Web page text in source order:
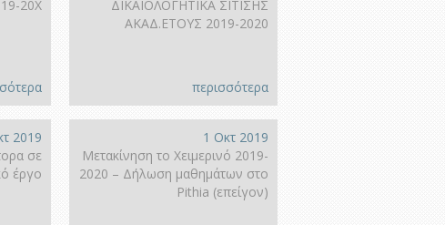
20Χ
ΔΙΚΑΙΟΛΟΓΗΤΙΚΑ ΣΙΤΙΣΗΣ
ΑΚΑΔ.ΕΤΟΥΣ 2019-2020
περισσότερα
2019
σε
έργο
1 Οκτ 2019
Μετακίνηση το Χειμερινό 2019-
2020 – Δήλωση μαθημάτων στο
Pithia (επείγον)